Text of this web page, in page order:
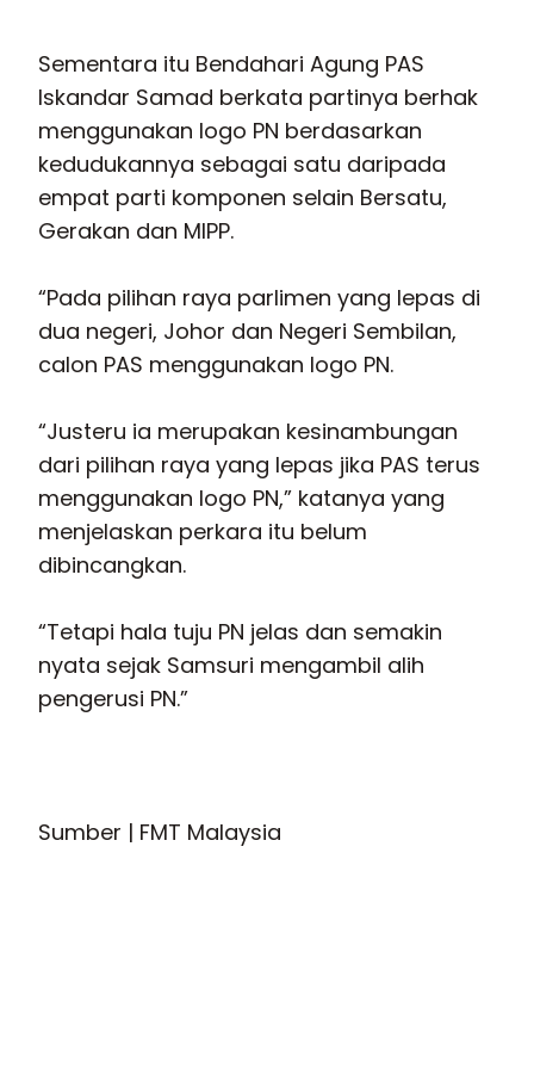
Sementara itu Bendahari Agung PAS
Iskandar Samad berkata partinya berhak
menggunakan logo PN berdasarkan
kedudukannya sebagai satu daripada
empat parti komponen selain Bersatu,
Gerakan dan MIPP.
“Pada pilihan raya parlimen yang lepas di
dua negeri, Johor dan Negeri Sembilan,
calon PAS menggunakan logo PN.
“Justeru ia merupakan kesinambungan
dari pilihan raya yang lepas jika PAS terus
menggunakan logo PN,” katanya yang
menjelaskan perkara itu belum
dibincangkan.
“Tetapi hala tuju PN jelas dan semakin
nyata sejak Samsuri mengambil alih
pengerusi PN.”
Sumber | FMT Malaysia